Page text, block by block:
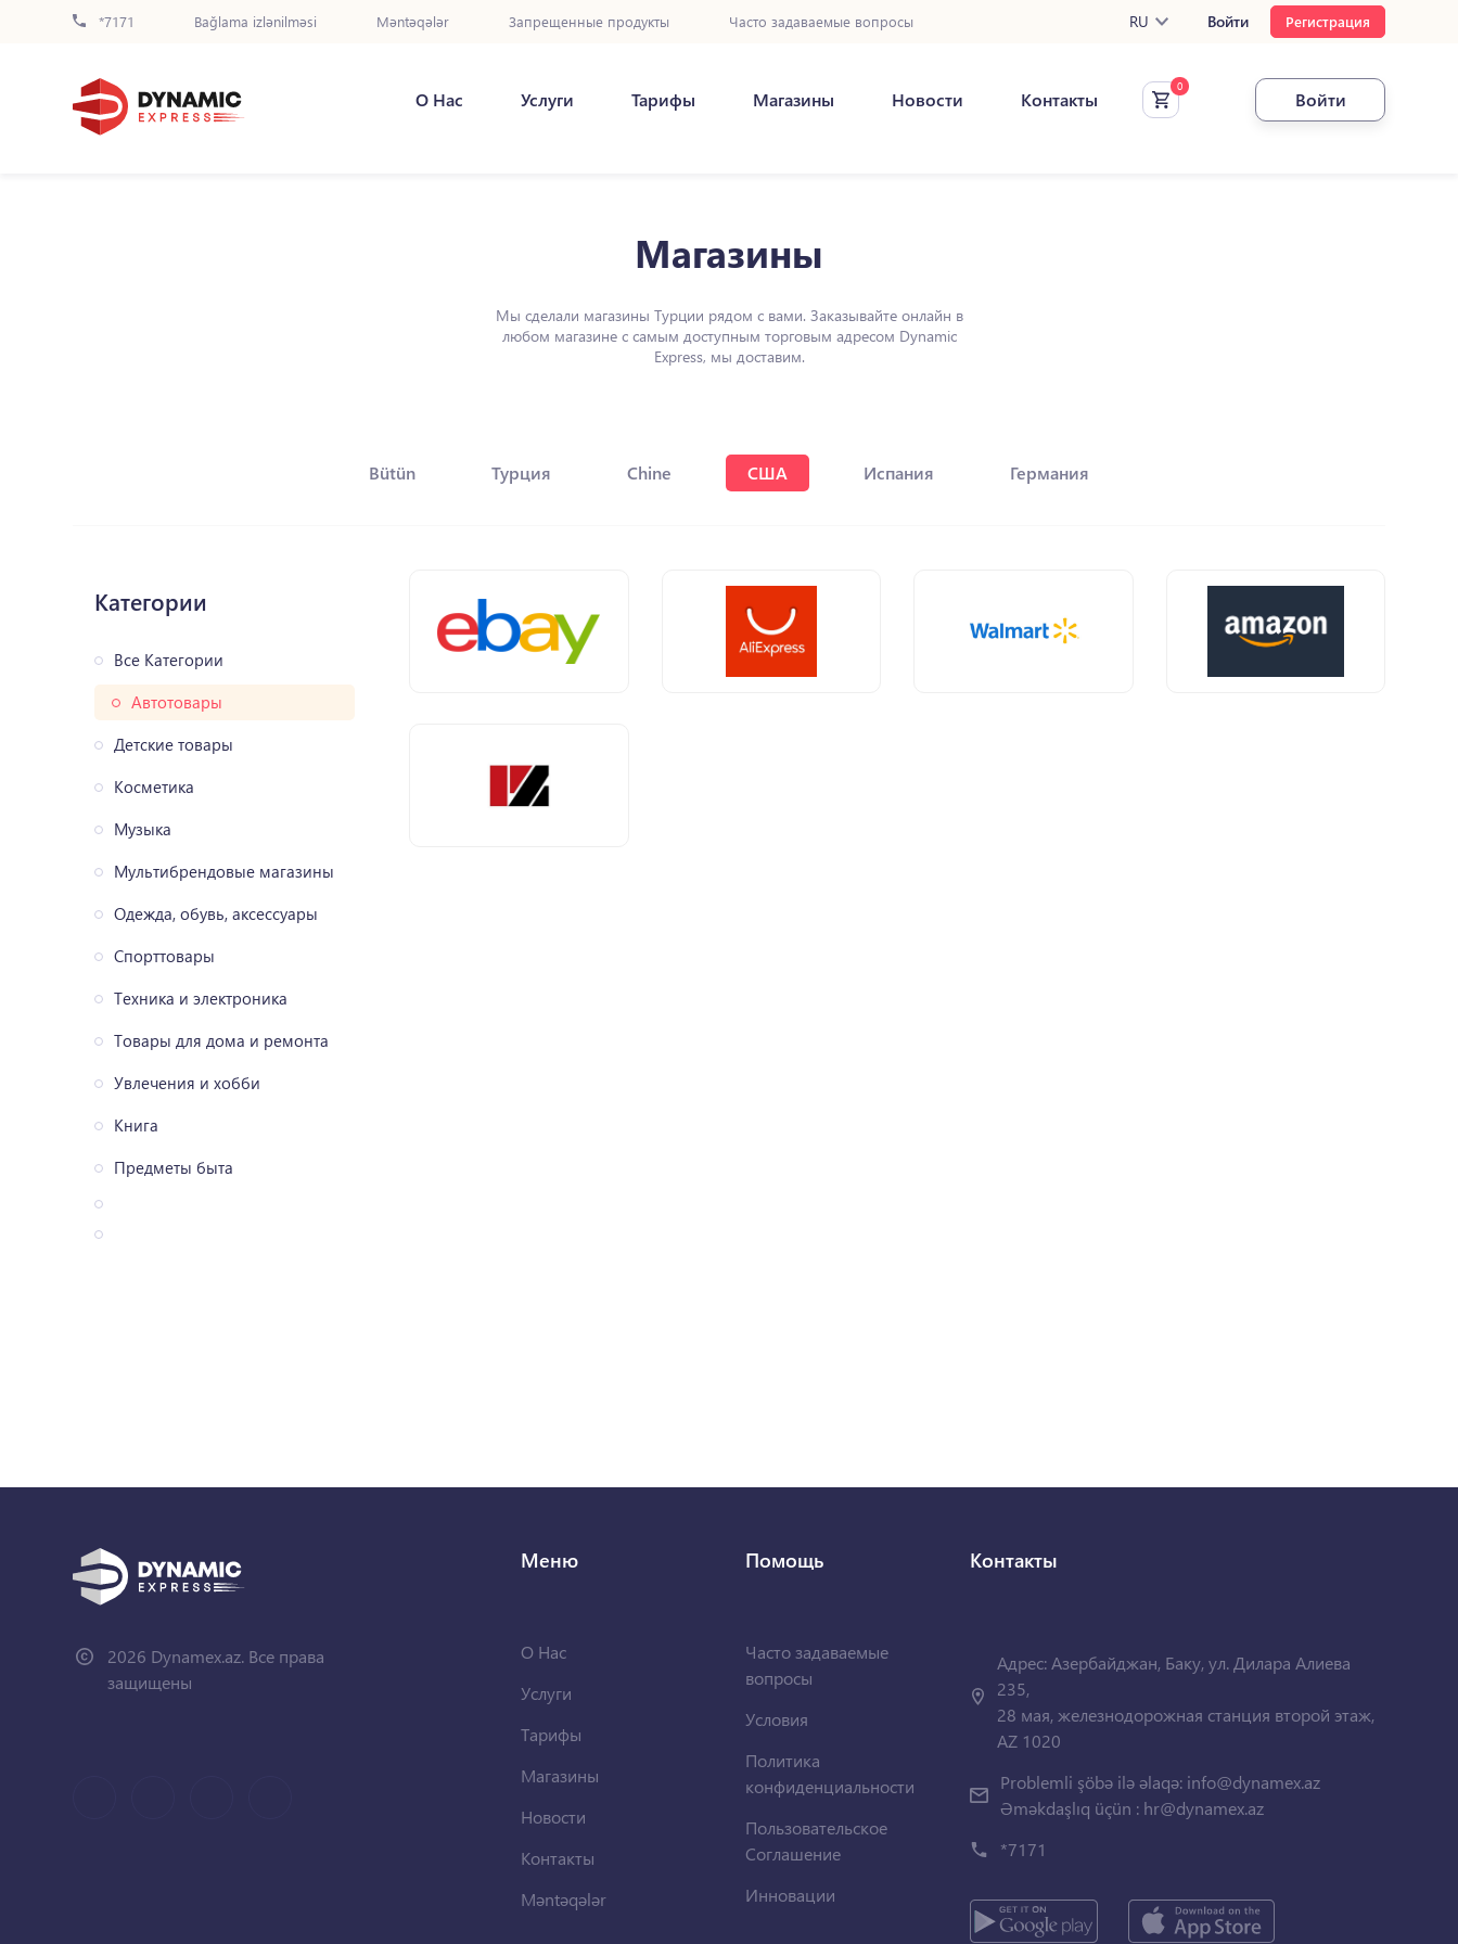
*7171 Bağlama izlənilməsi Məntəqələr Запрещенные продукты Часто задаваемые вопросы RU Войти Регистрация
О Нас Услуги Тарифы Магазины Новости Контакты Войти
Магазины
Мы сделали магазины Турции рядом с вами. Заказывайте онлайн в
любом магазине с самым доступным торговым адресом Dynamic
Express, мы доставим.
Bütün Турция Chine США Испания Германия
Категории
Все Категории
Автотовары
Детские товары
Косметика
Музыка
Мультибрендовые магазины
Одежда, обувь, аксессуары
Спорттовары
Техника и электроника
Товары для дома и ремонта
Увлечения и хобби
Книга
Предметы быта
2026 Dynamex.az. Все права
защищены
Меню
О Нас
Услуги
Тарифы
Магазины
Новости
Контакты
Məntəqələr
Помощь
Часто задаваемые
вопросы
Условия
Политика
конфиденциальности
Пользовательское
Соглашение
Инновации
Контакты
Адрес: Азербайджан, Баку, ул. Дилара Алиева
235,
28 мая, железнодорожная станция второй этаж,
AZ 1020
Problemli şöbə ilə əlaqə: info@dynamex.az
Əməkdaşlıq üçün : hr@dynamex.az
*7171